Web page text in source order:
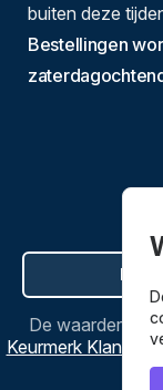
buiten deze
Bestellingen
Hier
De waardering
Keurmerk